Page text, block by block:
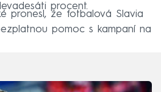
procent.
pronesl, že fotbalová Slavia
pomoc s kampaní na